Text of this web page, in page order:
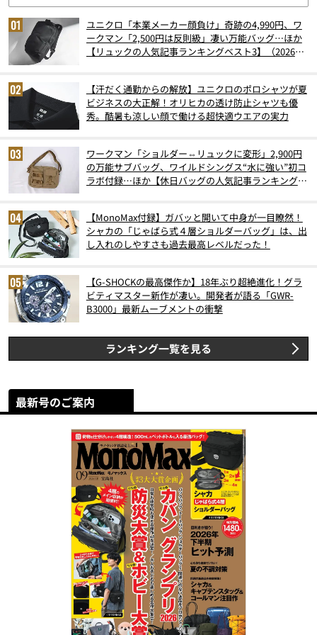
ユニクロ「本業メーカー顔負け」奇跡の4,990円、ワ
ークマン「2,500円は反則級」凄い万能バッグ…ほか
【リュックの人気記事ランキングベスト3】（2026年
【汗だく通勤からの解放】ユニクロのポロシャツが夏
ビジネスの大正解！オリヒカの透け防止シャツも優
秀。酷暑も涼しい顔で働ける超快適ウエアの実力
ワークマン「ショルダー⇔リュックに変形」2,900円
の万能サブバッグ、ワイルドシングス“水に強い”初コ
ラボ付録…ほか【休日バッグの人気記事ランキングベ
【MonoMax付録】ガバッと開いて中身が一目瞭然！
シャカの「じゃばら式４層ショルダーバッグ」は、出
し入れのしやすさも過去最高レベルだった！
【G-SHOCKの最高傑作か】18年ぶり超絶進化！グラ
ビティマスター新作が凄い。開発者が語る「GWR-
B3000」最新ムーブメントの衝撃
ランキング一覧を見る
最新号のご案内